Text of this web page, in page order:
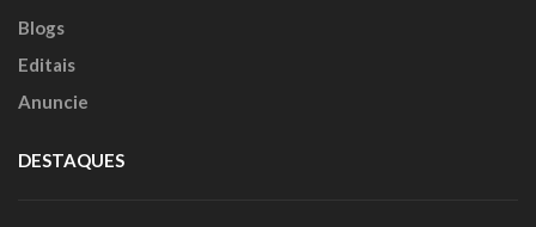
Blogs
Editais
Anuncie
DESTAQUES